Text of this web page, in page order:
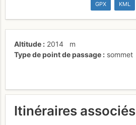
GPX KML
Altitude 2014
m
Type de point de passage
sommet
Itinéraires associés